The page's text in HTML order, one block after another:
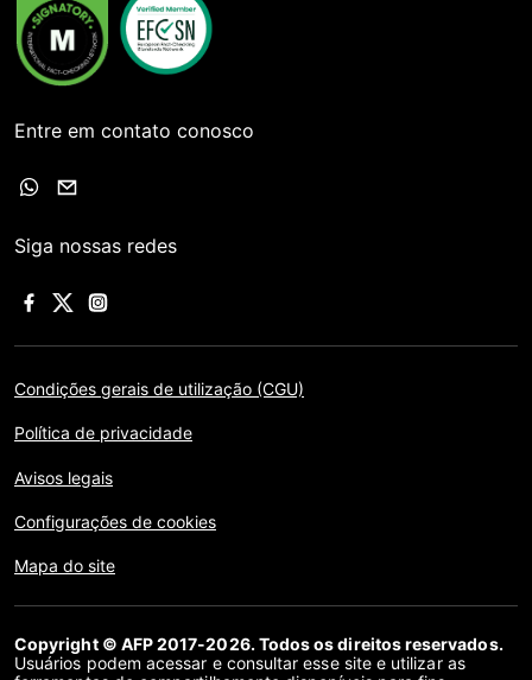
Entre em contato conosco
Siga nossas redes
Condições gerais de utilização (CGU)
Política de privacidade
Avisos legais
Configurações de cookies
Mapa do site
Copyright © AFP 2017-2026. Todos os direitos reservados.
Usuários podem acessar e consultar esse site e utilizar as